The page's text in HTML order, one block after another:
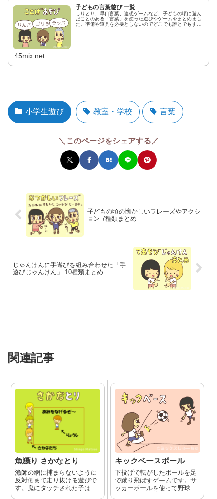
子どもの言葉遊び 一覧
しりとり、早口言葉、連想ゲームなど、子どもの頃に遊ん
だことのある「言葉」を使った遊びやゲームをまとめまし
た。準備や道具を必要としないのでどこでも誰とでもすぐ
45mix.net
小学生遊び 教室・学校 言葉
＼このページをシェアする／
子どもの頃の懐かしいフレーズやアクシ
ョン 7種類まとめ
じゃんけんに手遊びを組み合わせた「手
遊びじゃんけん」 10種類まとめ
関連記事
魚獲り さかなとり
漁師の網に捕まらないように
反対側まで走り抜ける遊びで
す。鬼にタッチされた子は漁
キックベースボール
下投げで転がしたボールを足
で蹴り飛ばすゲームです。サ
ッカーボールを使って野球の